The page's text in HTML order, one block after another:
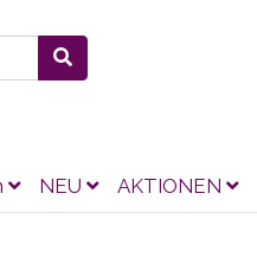
NEU AKTIONEN